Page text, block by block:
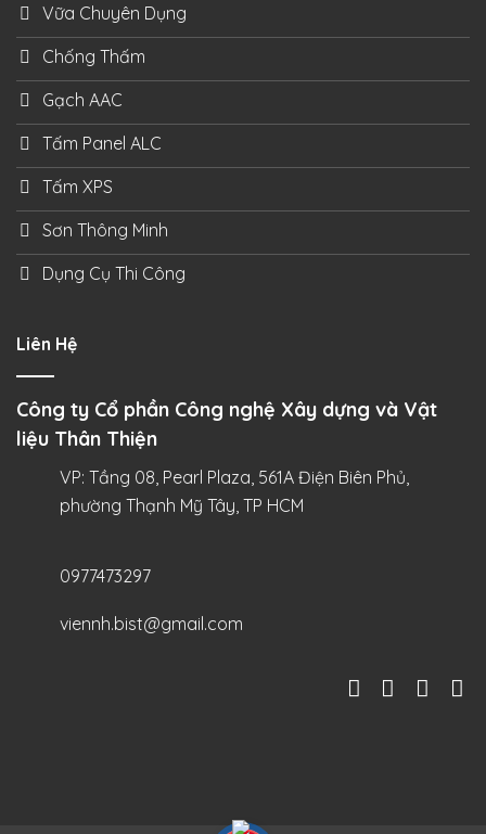
Vữa Chuyên Dụng
Chống Thấm
Gạch AAC
Tấm Panel ALC
Tấm XPS
Sơn Thông Minh
Dụng Cụ Thi Công
Liên Hệ
Công ty Cổ phần Công nghệ Xây dựng và Vật
liệu Thân Thiện
VP: Tầng 08, Pearl Plaza, 561A Điện Biên Phủ,
phường Thạnh Mỹ Tây, TP HCM
0977473297
viennh.bist@gmail.com